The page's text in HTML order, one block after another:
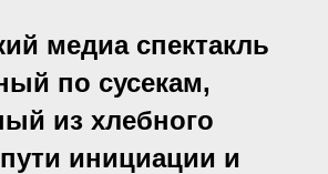
медиа спектакль
по сусекам,
из хлебного
инициации и